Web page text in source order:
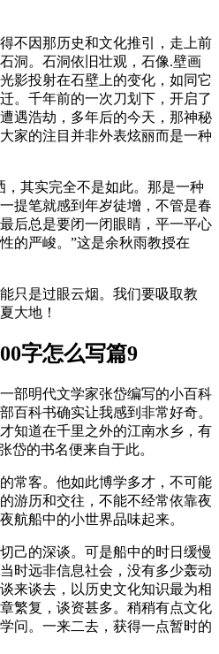
不因那历史和文化推引，走上前
洞。石洞依旧壮观，石像.壁画
影投射在石壁上的变化，如同它
。千年前的一次刀划下，开启了
遇浩劫，多年后的今天，那神秘
家的注目并非外表炫丽而是一种
，其实完全不是如此。那是一种
提笔就感到年岁徒增，不管是春
后总是要闭一闭眼睛，平一平心
的严峻。”这是余秋雨教授在
只是过眼云烟。我们要吸取教
大地！
字怎么写篇9
部明代文学家张岱编写的小百科
百科书确实让我感到非常好奇。
知道在千里之外的江南水乡，有
岱的书名便来自于此。
常客。他如此博学多才，不可能
游历和交往，不能不经常依靠夜
航船中的小世界品味起来。
己的深谈。可是船中的时日缓慢
时远非信息社会，没有多少轰动
来谈去，以历史文化知识最为相
繁复，谈资甚多。稍稍有点文化
问。一来二去，获得一点暂时的